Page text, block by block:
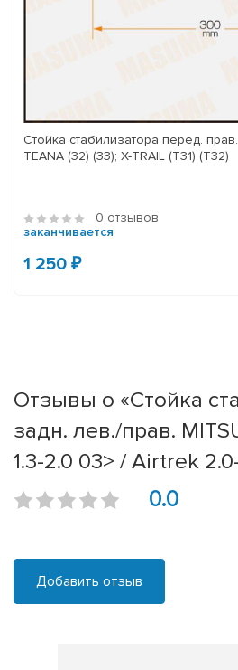
Стойка стабилизатора перед.
TEANA (32) (33); X-TRAIL (T31) (T32)
0 отзывов
заканчивается
1 250 ₽
Отзывы о «Стойка
задн. лев./прав.
1.3-2.0 03> / Airtrek
0.0
Добавить отзыв